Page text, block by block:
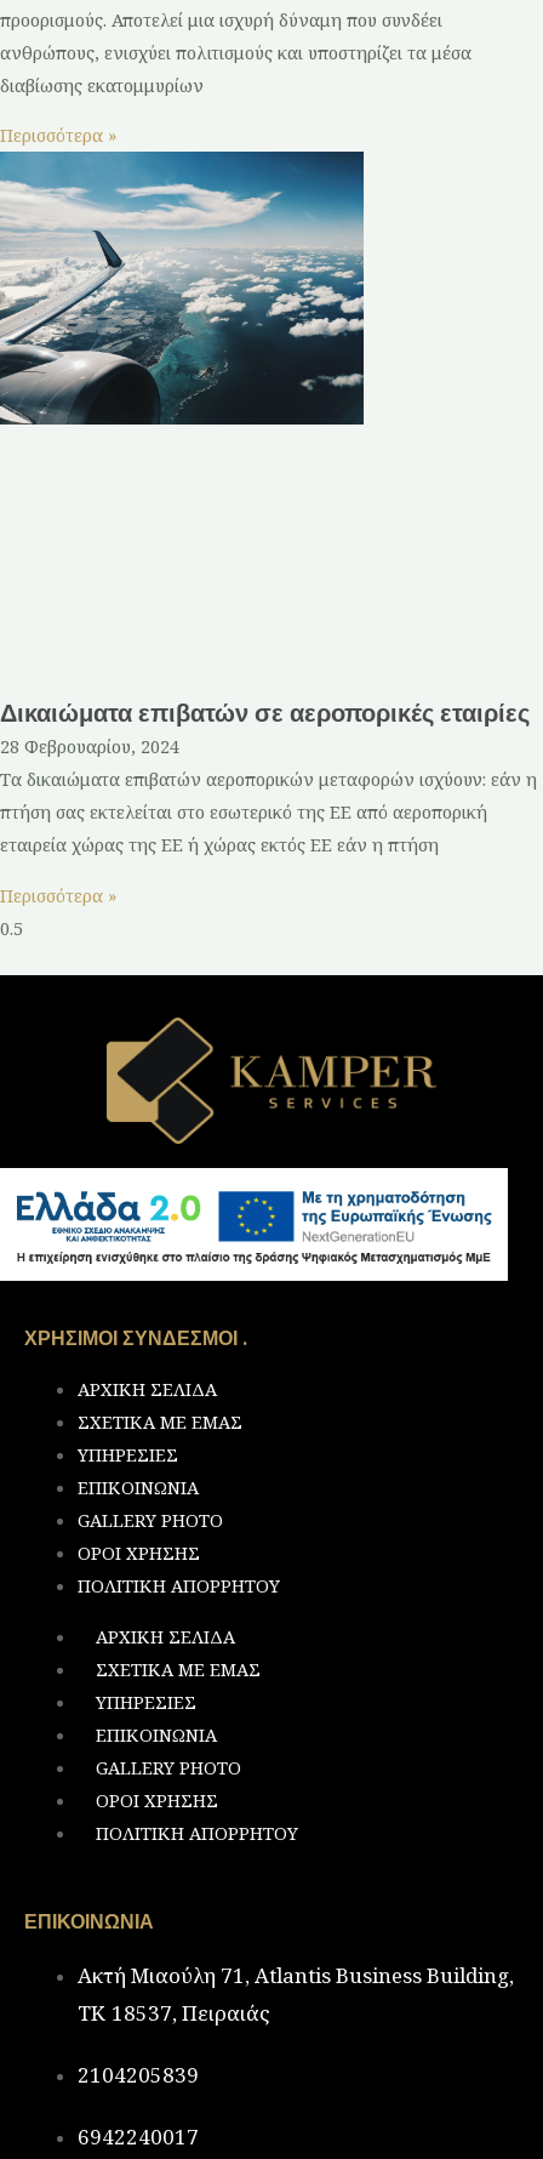
προορισμούς. Αποτελεί μια ισχυρή δύναμη που συνδέει
ανθρώπους, ενισχύει πολιτισμούς και υποστηρίζει τα μέσα
διαβίωσης εκατομμυρίων
Περισσότερα »
Δικαιώματα επιβατών σε αεροπορικές εταιρίες
28 Φεβρουαρίου, 2024
Τα δικαιώματα επιβατών αεροπορικών μεταφορών ισχύουν: εάν η
πτήση σας εκτελείται στο εσωτερικό της ΕΕ από αεροπορική
εταιρεία χώρας της ΕΕ ή χώρας εκτός ΕΕ εάν η πτήση
Περισσότερα »
ΧΡΗΣΙΜΟΙ ΣΥΝΔΕΣΜΟΙ .
ΑΡΧΙΚΗ ΣΕΛΙΔΑ
ΣΧΕΤΙΚΑ ΜΕ ΕΜΑΣ
ΥΠΗΡΕΣΙΕΣ
ΕΠΙΚΟΙΝΩΝΙΑ
GALLERY PHOTO
ΟΡΟΙ ΧΡΗΣΗΣ
ΠΟΛΙΤΙΚΗ ΑΠΟΡΡΗΤΟΥ
ΑΡΧΙΚΗ ΣΕΛΙΔΑ
ΣΧΕΤΙΚΑ ΜΕ ΕΜΑΣ
ΥΠΗΡΕΣΙΕΣ
ΕΠΙΚΟΙΝΩΝΙΑ
GALLERY PHOTO
ΟΡΟΙ ΧΡΗΣΗΣ
ΠΟΛΙΤΙΚΗ ΑΠΟΡΡΗΤΟΥ
ΕΠΙΚΟΙΝΩΝΙΑ
Ακτή Μιαούλη 71, Atlantis Business Building,
ΤΚ 18537, Πειραιάς
2104205839
6942240017